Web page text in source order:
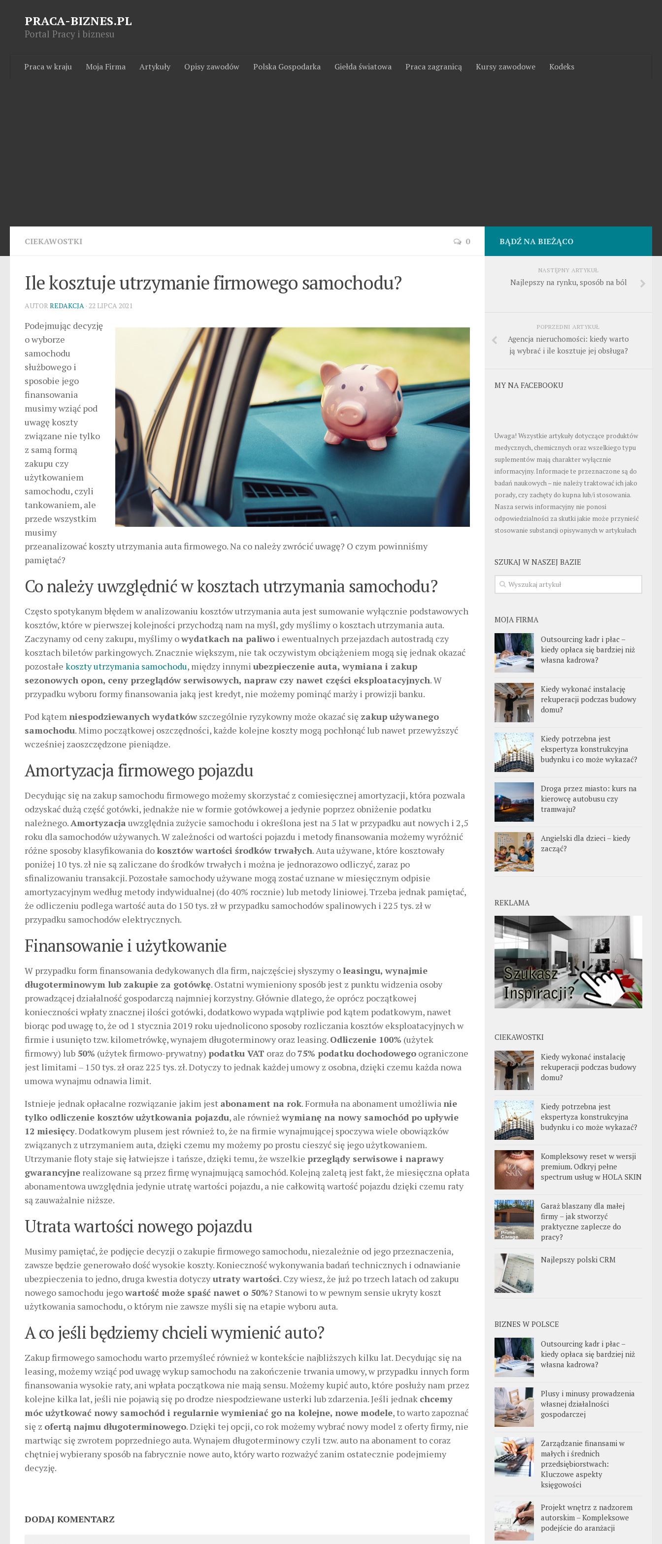
PRACA-BIZNES.PL
Portal Pracy i biznesu
Praca w kraju Moja Firma Artykuły Opisy zawodów Polska Gospodarka Giełda światowa Praca zagranicą Kursy zawodowe Kodeks
CIEKAWOSTKI 0
Ile kosztuje utrzymanie firmowego samochodu?
AUTOR REDAKCJA · 22 LIPCA 2021
Podejmując decyzję
o wyborze
samochodu
służbowego i
sposobie jego
finansowania
musimy wziąć pod
uwagę koszty
związane nie tylko
z samą formą
zakupu czy
użytkowaniem
samochodu, czyli
tankowaniem, ale
przede wszystkim
musimy
przeanalizować koszty utrzymania auta firmowego. Na co należy zwrócić uwagę? O czym powinniśmy
pamiętać?
Co należy uwzględnić w kosztach utrzymania samochodu?
Często spotykanym błędem w analizowaniu kosztów utrzymania auta jest sumowanie wyłącznie podstawowych
kosztów, które w pierwszej kolejności przychodzą nam na myśl, gdy myślimy o kosztach utrzymania auta.
Zaczynamy od ceny zakupu, myślimy owydatkach na paliwo i ewentualnych przejazdach autostradą czy
kosztach biletów parkingowych. Znacznie większym, nie tak oczywistym obciążeniem mogą się jednak okazać
pozostałe koszty utrzymania samochodu, między innymi ubezpieczenie auta, wymiana i zakup
sezonowych opon, ceny przeglądów serwisowych, napraw czy nawet części eksploatacyjnych. W
przypadku wyboru formy finansowania jaką jest kredyt, nie możemy pominąć marży i prowizji banku.
Pod kątemniespodziewanych wydatkówszczególnie ryzykowny może okazać się zakup używanego
samochodu. Mimo początkowej oszczędności, każde kolejne koszty mogą pochłonąć lub nawet przewyższyć
wcześniej zaoszczędzone pieniądze.
Amortyzacja firmowego pojazdu
Decydując się na zakup samochodu firmowego możemy skorzystać z comiesięcznej amortyzacji, która pozwala
odzyskać dużą część gotówki, jednakże nie w formie gotówkowej a jedynie poprzez obniżenie podatku
należnego.Amortyzacja uwzględnia zużycie samochodu i określona jest na 5 lat w przypadku aut nowych i 2,5
roku dla samochodów używanych. W zależności od wartości pojazdu i metody finansowania możemy wyróżnić
różne sposoby klasyfikowania dokosztów wartości środków trwałych. Auta używane, które kosztowały
poniżej 10 tys. zł nie są zaliczane do środków trwałych i można je jednorazowo odliczyć, zaraz po
sfinalizowaniu transakcji. Pozostałe samochody używane mogą zostać uznane w miesięcznym odpisie
amortyzacyjnym według metody indywidualnej (do 40% rocznie) lub metody liniowej. Trzeba jednak pamiętać,
że odliczeniu podlega wartość auta do 150 tys. zł w przypadku samochodów spalinowych i 225 tys. zł w
przypadku samochodów elektrycznych.
Finansowanie i użytkowanie
W przypadku form finansowania dedykowanych dla firm, najczęściej słyszymy oleasingu, wynajmie
długoterminowym lub zakupie za gotówkę. Ostatni wymieniony sposób jest z punktu widzenia osoby
prowadzącej działalność gospodarczą najmniej korzystny. Głównie dlatego, że oprócz początkowej
konieczności wpłaty znacznej ilości gotówki, dodatkowo wypada wątpliwie pod kątem podatkowym, nawet
biorąc pod uwagę to, że od 1 stycznia 2019 roku ujednolicono sposoby rozliczania kosztów eksploatacyjnych w
firmie i usunięto tzw. kilometrówkę, wynajem długoterminowy oraz leasing. Odliczenie 100% (użytek
firmowy) lub 50% (użytek firmowo-prywatny) podatku VAT oraz do75% podatku dochodowego ograniczone
jest limitami – 150 tys. zł oraz 225 tys. zł. Dotyczy to jednak każdej umowy z osobna, dzięki czemu każda nowa
umowa wynajmu odnawia limit.
Istnieje jednak opłacalne rozwiązanie jakim jest abonament na rok. Formuła na abonament umożliwianie
tylko odliczenie kosztów użytkowania pojazdu, ale również wymianę na nowy samochód po upływie
12 miesięcy. Dodatkowym plusem jest również to, że na firmie wynajmującej spoczywa wiele obowiązków
związanych z utrzymaniem auta, dzięki czemu my możemy po prostu cieszyć się jego użytkowaniem.
Utrzymanie floty staje się łatwiejsze i tańsze, dzięki temu, że wszelkie przeglądy serwisowe i naprawy
gwarancyjne realizowane są przez firmę wynajmującą samochód. Kolejną zaletą jest fakt, że miesięczna opłata
abonamentowa uwzględnia jedynie utratę wartości pojazdu, a nie całkowitą wartość pojazdu dzięki czemu raty
są zauważalnie niższe.
Utrata wartości nowego pojazdu
Musimy pamiętać, że podjęcie decyzji o zakupie firmowego samochodu, niezależnie od jego przeznaczenia,
zawsze będzie generowało dość wysokie koszty. Konieczność wykonywania badań technicznych i odnawianie
ubezpieczenia to jedno, druga kwestia dotyczy utraty wartości. Czy wiesz, że już po trzech latach od zakupu
nowego samochodu jegowartość może spaść nawet o 50%? Stanowi to w pewnym sensie ukryty koszt
użytkowania samochodu, o którym nie zawsze myśli się na etapie wyboru auta.
A co jeśli będziemy chcieli wymienić auto?
Zakup firmowego samochodu warto przemyśleć również w kontekście najbliższych kilku lat. Decydując się na
leasing, możemy wziąć pod uwagę wykup samochodu na zakończenie trwania umowy, w przypadku innych form
finansowania wysokie raty, ani wpłata początkowa nie mają sensu. Możemy kupić auto, które posłuży nam przez
kolejne kilka lat, jeśli nie pojawią się po drodze niespodziewane usterki lub zdarzenia. Jeśli jednak chcemy
móc użytkować nowy samochód i regularnie wymieniać go na kolejne, nowe modele, to warto zapoznać
się z ofertą najmu długoterminowego. Dzięki tej opcji, co rok możemy wybrać nowy model z oferty firmy, nie
martwiąc się zwrotem poprzedniego auta. Wynajem długoterminowy czyli tzw. auto na abonament to coraz
chętniej wybierany sposób na fabrycznie nowe auto, który warto rozważyć zanim ostatecznie podejmiemy
decyzję.
DODAJ KOMENTARZ
BĄDŹ NA BIEŻĄCO
NASTĘPNY ARTYKUŁ
Najlepszy na rynku, sposób na ból
POPRZEDNI ARTYKUŁ
Agencja nieruchomości: kiedy warto
ją wybrać i ile kosztuje jej obsługa?
MY NA FACEBOOKU
Uwaga! Wszystkie artykuły dotyczące produktów
medycznych, chemicznych oraz wszelkiego typu
suplementów mają charakter wyłącznie
informacyjny. Informacje te przeznaczone są do
badań naukowych – nie należy traktować ich jako
porady, czy zachęty do kupna lub/i stosowania.
Nasza serwis informacyjny nie ponosi
odpowiedzialności za skutki jakie może przynieść
stosowanie substancji opisywanych w artykułach
SZUKAJ W NASZEJ BAZIE
MOJA FIRMA
Outsourcing kadr i płac –
kiedy opłaca się bardziej niż
własna kadrowa?
Kiedy wykonać instalację
rekuperacji podczas budowy
domu?
Kiedy potrzebna jest
ekspertyza konstrukcyjna
budynku i co może wykazać?
Droga przez miasto: kurs na
kierowcę autobusu czy
tramwaju?
Angielski dla dzieci – kiedy
zacząć?
REKLAMA
CIEKAWOSTKI
Kiedy wykonać instalację
rekuperacji podczas budowy
domu?
Kiedy potrzebna jest
ekspertyza konstrukcyjna
budynku i co może wykazać?
Kompleksowy reset w wersji
premium. Odkryj pełne
spectrum usług w HOLA SKIN
Garaż blaszany dla małej
firmy – jak stworzyć
praktyczne zaplecze do
pracy?
Najlepszy polski CRM
BIZNES W POLSCE
Outsourcing kadr i płac –
kiedy opłaca się bardziej niż
własna kadrowa?
Plusy i minusy prowadzenia
własnej działalności
gospodarczej
Zarządzanie finansami w
małych i średnich
przedsiębiorstwach:
Kluczowe aspekty
księgowości
Projekt wnętrz z nadzorem
autorskim – Kompleksowe
podejście do aranżacji